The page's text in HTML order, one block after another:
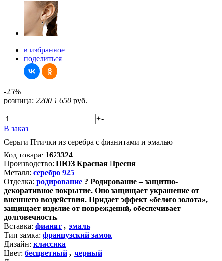
в избранное
поделиться
-25%
розница: 2200 1 650 руб.
+-
В заказ
Серьги Птички из серебра с фианитами и эмалью
Код товара: 1623324
Производство: ПЮЗ Красная Пресня
Металл: серебро 925
Отделка: родирование ? Родирование – защитно-
декоративное покрытие. Оно защищает украшение от
внешнего воздействия. Придает эффект «белого золота»,
защищает изделие от повреждений, обеспечивает
долговечность.
Вставка: фианит , эмаль
Тип замка: французский замок
Дизайн: классика
Цвет: бесцветный , черный